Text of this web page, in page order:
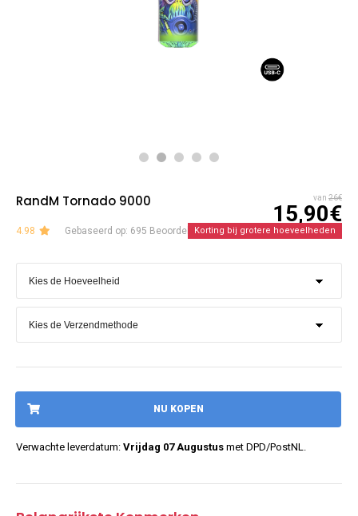
RandM Tornado 9000 van 26€
15,90€
4.98 Gebaseerd op: 695 BeoordelingenKorting bij grotere hoeveelheden
NU KOPEN
Verwachte leverdatum: Vrijdag 07 Augustus met DPD/PostNL.